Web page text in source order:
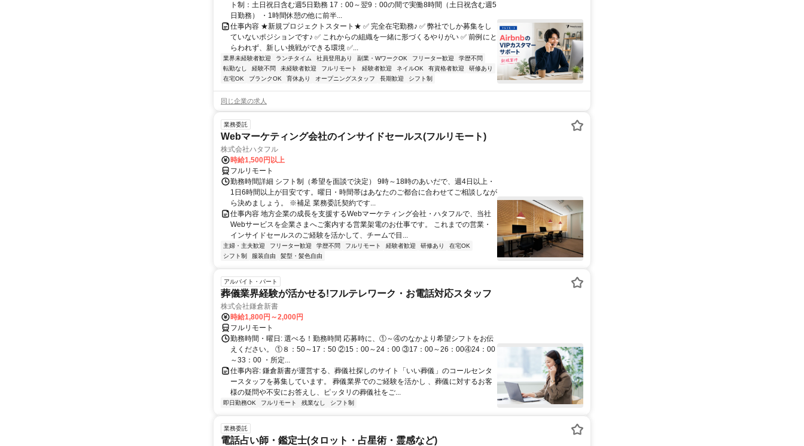
ト制：土日祝日含む週5日勤務 17：00～翌9：00の間で実働8時間（土日祝含む週5
日勤務） ・1時間休憩の他に前半...
仕事内容 ★新規プロジェクトスタート★ ✅ 完全在宅勤務♪ ✅ 弊社でしか募集をし
ていないポジションです♪ ✅ これからの組織を一緒に形づくるやりがい ✅ 前例にと
らわれず、新しい挑戦ができる環境 ✅...
業界未経験者歓迎 ランチタイム 社員登用あり 副業・WワークOK フリーター歓迎
学歴不問
転勤なし
経験不問 未経験者歓迎 フルリモート 経験者歓迎 ネイルOK 有資格者歓迎
研修あり
在宅OK
ブランクOK 育休あり オープニングスタッフ 長期歓迎 シフト制
同じ企業の求人
業務委託
Webマーケティング会社のインサイドセールス(フルリモート)
株式会社ハタフル
時給1,500円以上
フルリモート
勤務時間詳細 シフト制（希望を面談で決定） 9時～18時のあいだで、週4日以上・
1日6時間以上が目安です。曜日・時間帯はあなたのご都合に合わせてご相談しなが
ら決めましょう。 ※補足 業務委託契約です...
仕事内容 地方企業の成長を支援するWebマーケティング会社・ハタフルで、当社
Webサービスを企業さまへご案内する営業架電のお仕事です。 これまでの営業・
インサイドセールスのご経験を活かして、チームで目...
主婦・主夫歓迎 フリーター歓迎 学歴不問 フルリモート 経験者歓迎 研修あり
在宅OK
シフト制
服装自由 髪型・髪色自由
アルバイト・パート
葬儀業界経験が活かせる!フルテレワーク・お電話対応スタッフ
株式会社鎌倉新書
時給1,800円～2,000円
フルリモート
勤務時間・曜日: 選べる！勤務時間 応募時に、①～④のなかより希望シフトをお伝
えください。 ①８：50～17：50 ②15：00～24：00 ③17：00～26：00④24：00
～33：00 ・所定...
仕事内容: 鎌倉新書が運営する、葬儀社探しのサイト「いい葬儀」のコールセンタ
ースタッフを募集しています。 葬儀業界でのご経験を活かし 、葬儀に対するお客
様の疑問や不安にお答えし、ピッタリの葬儀社をご...
即日勤務OK フルリモート 残業なし シフト制
業務委託
電話占い師・鑑定士(タロット・占星術・霊感など)